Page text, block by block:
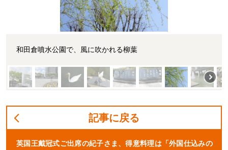
和田倉噴水公園で、風に吹かれる柳葉
記事に戻る
英国王戴冠式ご出席の紀子さま、得意料理は「外国仕込みの